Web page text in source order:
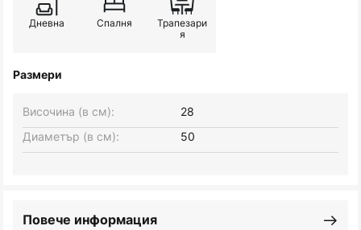
Дневна Спалня
Трапезари
я
Размери
Височина (в см):
28
Диаметър (в см):
50
Повече информация